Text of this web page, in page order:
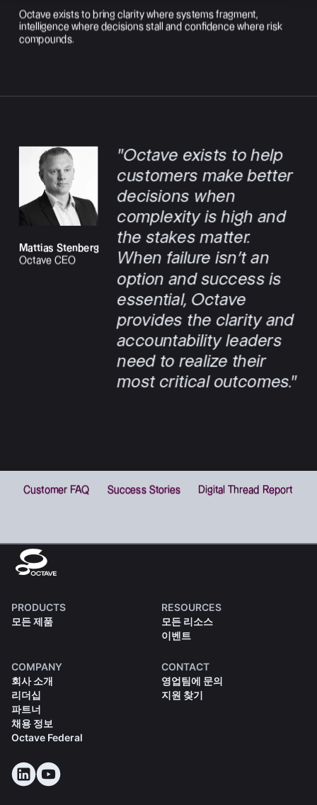
PRODUCTS
모든 제품
RESOURCES
모든 리소스
이벤트
COMPANY
회사 소개
리더십
파트너
채용 정보
Octave Federal
CONTACT
영업팀에 문의
지원 찾기